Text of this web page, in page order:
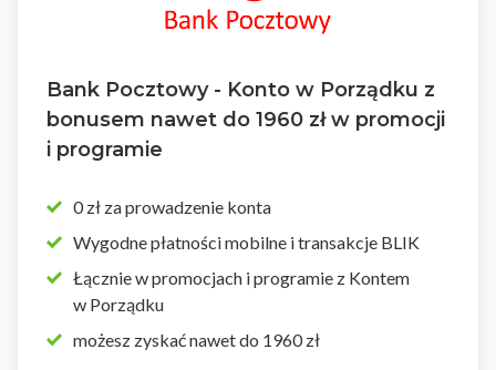
Bank Pocztowy - Konto w Porządku z
bonusem nawet do 1960 zł w promocji
i programie
0 zł za prowadzenie konta
Wygodne płatności mobilne i transakcje BLIK
Łącznie w promocjach i programie z Kontem
w Porządku
możesz zyskać nawet do 1960 zł